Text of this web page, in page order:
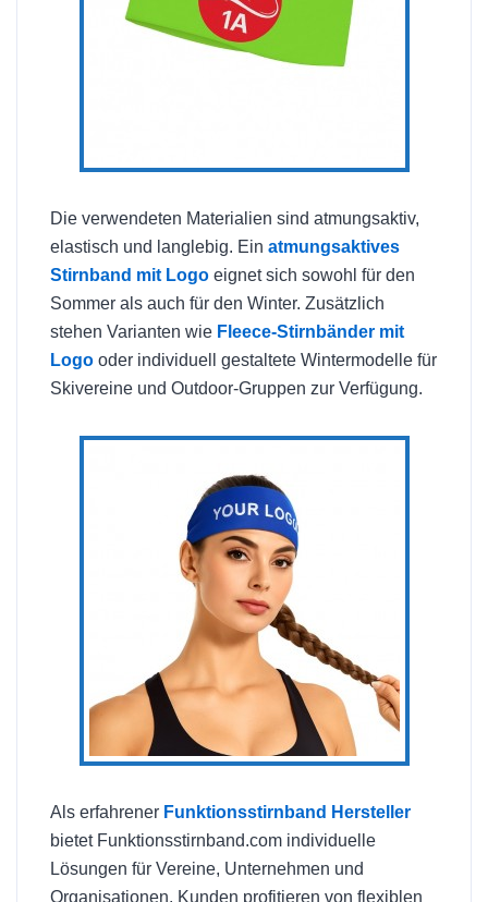
Die verwendeten Materialien sind atmungsaktiv,
elastisch und langlebig. Ein atmungsaktives
Stirnband mit Logo eignet sich sowohl für den
Sommer als auch für den Winter. Zusätzlich
stehen Varianten wie Fleece-Stirnbänder mit
Logo oder individuell gestaltete Wintermodelle für
Skivereine und Outdoor-Gruppen zur Verfügung.
Als erfahrener Funktionsstirnband Hersteller
bietet Funktionsstirnband.com individuelle
Lösungen für Vereine, Unternehmen und
Organisationen. Kunden profitieren von flexiblen